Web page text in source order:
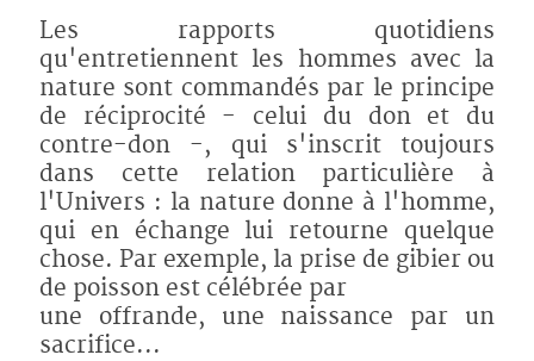
Les rapports quotidiens
qu'entretiennent les hommes avec la
nature sont commandés par le principe
de réciprocité - celui du don et du
contre-don -, qui s'inscrit toujours
dans cette relation particulière à
l'Univers : la nature donne à l'homme,
qui en échange lui retourne quelque
chose. Par exemple, la prise de gibier ou
de poisson est célébrée par
une offrande, une naissance par un
sacrifice...